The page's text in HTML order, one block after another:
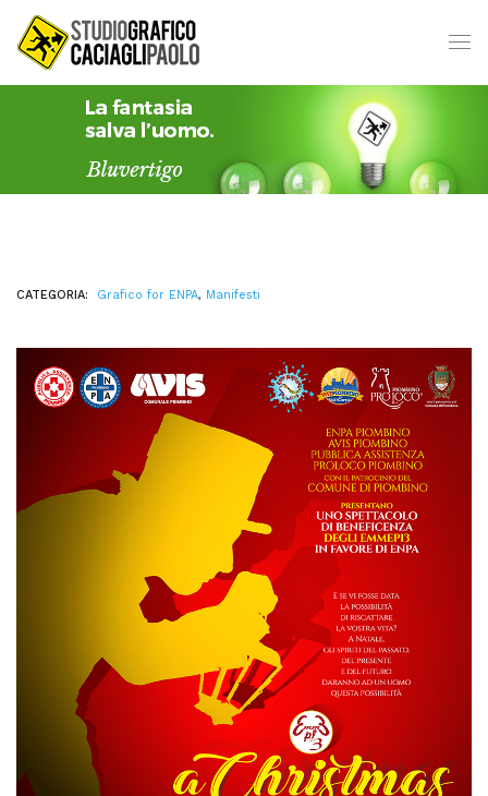
CATEGORIA: Grafico for ENPA, Manifesti